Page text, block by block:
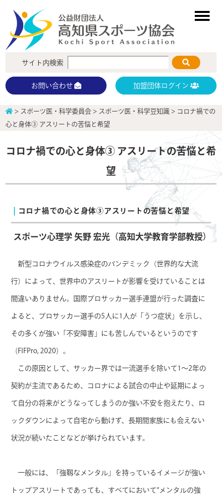
サイト内検索
お問い合わせ 加盟団体ログイン
> スポーツ医・科学委員会 > スポーツ医・科学豆知識 > コロナ禍での
心と身体③ アスリートの苦悩と希望
コロナ禍での心と身体③ アスリートの苦悩と希
望
コロナ禍での心と身体③アスリートの苦悩と希望
スポーツ心理学 矢野 宏光（高知大学教育学部教授）
新型コロナウイルス感染症のパンデミック（世界的な大流
行）によって、世界中のアスリートが影響を受けていることは
間違いありません。国際プロサッカー選手連盟が行った調査に
よると、プロサッカー選手の5人に1人が「うつ症状」を示し、
その多くが強い「不安障害」にも苦しんでいるというのです
（FIFPro, 2020）。
この原因として、サッカー界では一流選手を除いて1〜2年の
契約が主流であるため、コロナによる試合の中止や延期によっ
て自分の将来がどうなってしまうのか強い不安を抱えたり、ロ
ックダウンによって自宅から動けず、長期間家族にも会えない
状況が続いたことなどが挙げられています。
一般には、「強靱なメンタル」を持っているイメージが強い
トップアスリートであっても、すべてにおいて“メンタルの強